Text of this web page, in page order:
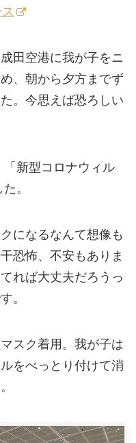
田空港に我が子をニ
、朝から夕方までず
。今思えば恐ろしい
新型コロナウィル
。
になるなんて想像も
恐怖、不安もありま
れば大丈夫だろうっ
。
スク着用。我が子は
をべっとり付けて消